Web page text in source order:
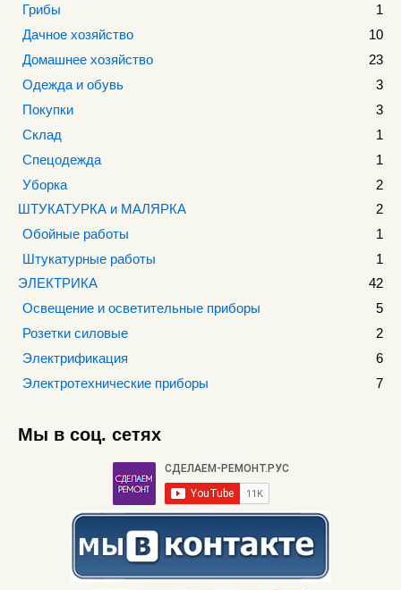
Грибы
1
Дачное хозяйство
10
Домашнее хозяйство
23
Одежда и обувь
3
Покупки
3
Склад
1
Спецодежда
1
Уборка
2
ШТУКАТУРКА и МАЛЯРКА
2
Обойные работы
1
Штукатурные работы
1
ЭЛЕКТРИКА
42
Освещение и осветительные приборы
5
Розетки силовые
2
Электрификация
6
Электротехнические приборы
7
Мы в соц. сетях